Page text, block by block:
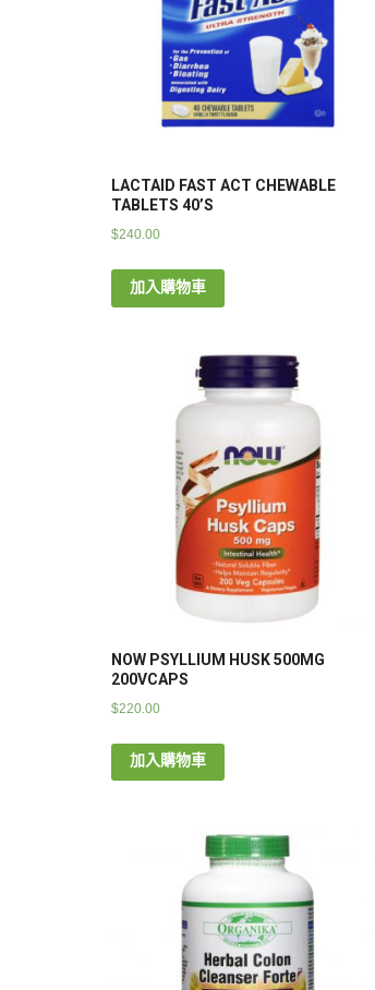
LACTAID FAST ACT CHEWABLE
TABLETS 40’S
$240.00
加入購物車
NOW PSYLLIUM HUSK 500MG
200VCAPS
$220.00
加入購物車